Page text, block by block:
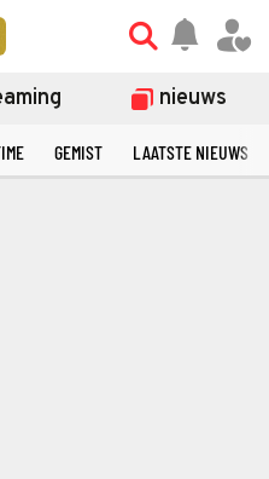
nieuws
GEMIST LAATSTE NIEUWS